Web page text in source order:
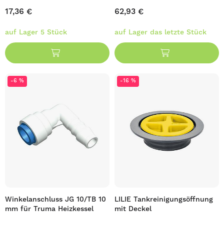
17,36 €
auf Lager 5 Stück
62,93 €
auf Lager das letzte Stück
-6 %
Winkelanschluss JG 10/TB 10
mm für Truma Heizkessel
-16 %
LILIE Tankreinigungsöffnung
mit Deckel